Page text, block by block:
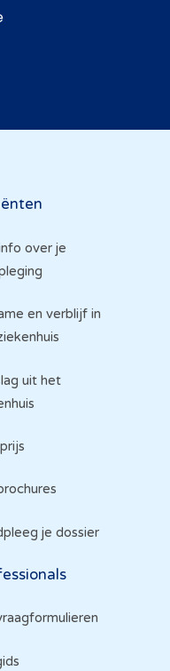
over je
en verblijf in
uit het
je dossier